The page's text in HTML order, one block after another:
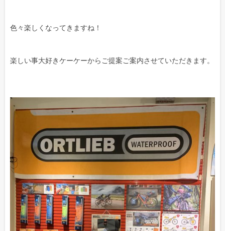
色々楽しくなってきますね！
楽しい事大好きケーケーからご提案ご案内させていただきます。